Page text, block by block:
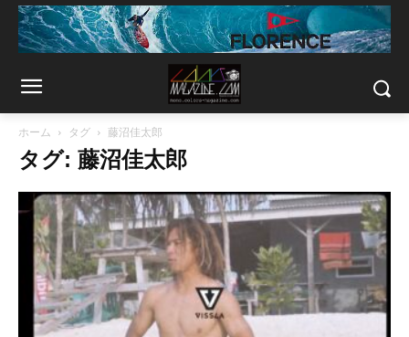
ホーム タグ 藤沼佳太郎
タグ: 藤沼佳太郎